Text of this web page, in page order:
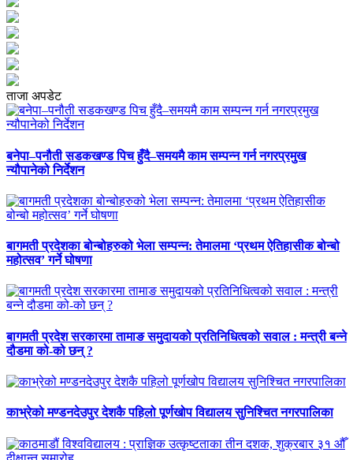
ताजा अपडेट
बनेपा–पनौती सडकखण्ड पिच हुँदै–समयमै काम सम्पन्न गर्न नगरप्रमुख
न्यौपानेको निर्देशन
बागमती प्रदेशका बोन्बोहरुको भेला सम्पन्न: तेमालमा ‘प्रथम ऐतिहासीक बोन्बो
महोत्सव’ गर्ने घोषणा
बागमती प्रदेश सरकारमा तामाङ समुदायको प्रतिनिधित्वको सवाल : मन्त्री बन्ने
दौडमा को‐को छन् ?
काभ्रेको मण्डनदेउपुर देशकै पहिलो पूर्णखोप विद्यालय सुनिश्चित नगरपालिका